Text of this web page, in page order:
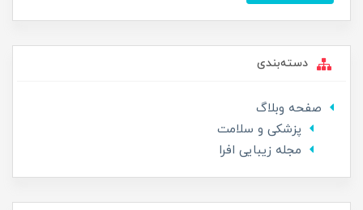
دسته‌بندی
صفحه وبلاگ
پزشکی و سلامت
مجله زیبایی افرا